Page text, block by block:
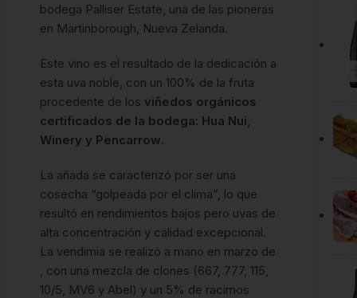
bodega Palliser Estate, una de las pioneras
en Martinborough, Nueva Zelanda.
Este vino es el resultado de la dedicación a
esta uva noble, con un 100% de la fruta
procedente de los viñedos orgánicos
certificados de la bodega: Hua Nui,
Winery y Pencarrow.
La añada se caracterizó por ser una
cosecha “golpeada por el clima”, lo que
resultó en rendimientos bajos pero uvas de
alta concentración y calidad excepcional.
La vendimia se realizó a mano en marzo de
, con una mezcla de clones (667, 777, 115,
10/5, MV6 y Abel) y un 5% de racimos